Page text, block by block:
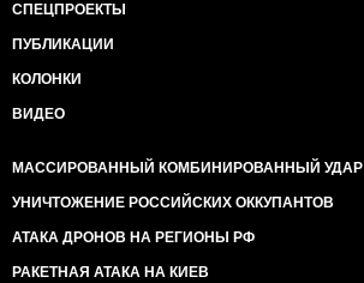
СПЕЦПРОЕКТЫ
ПУБЛИКАЦИИ
КОЛОНКИ
ВИДЕО
МАССИРОВАННЫЙ КОМБИНИРОВАННЫЙ УДАР
УНИЧТОЖЕНИЕ РОССИЙСКИХ ОККУПАНТОВ
АТАКА ДРОНОВ НА РЕГИОНЫ РФ
РАКЕТНАЯ АТАКА НА КИЕВ